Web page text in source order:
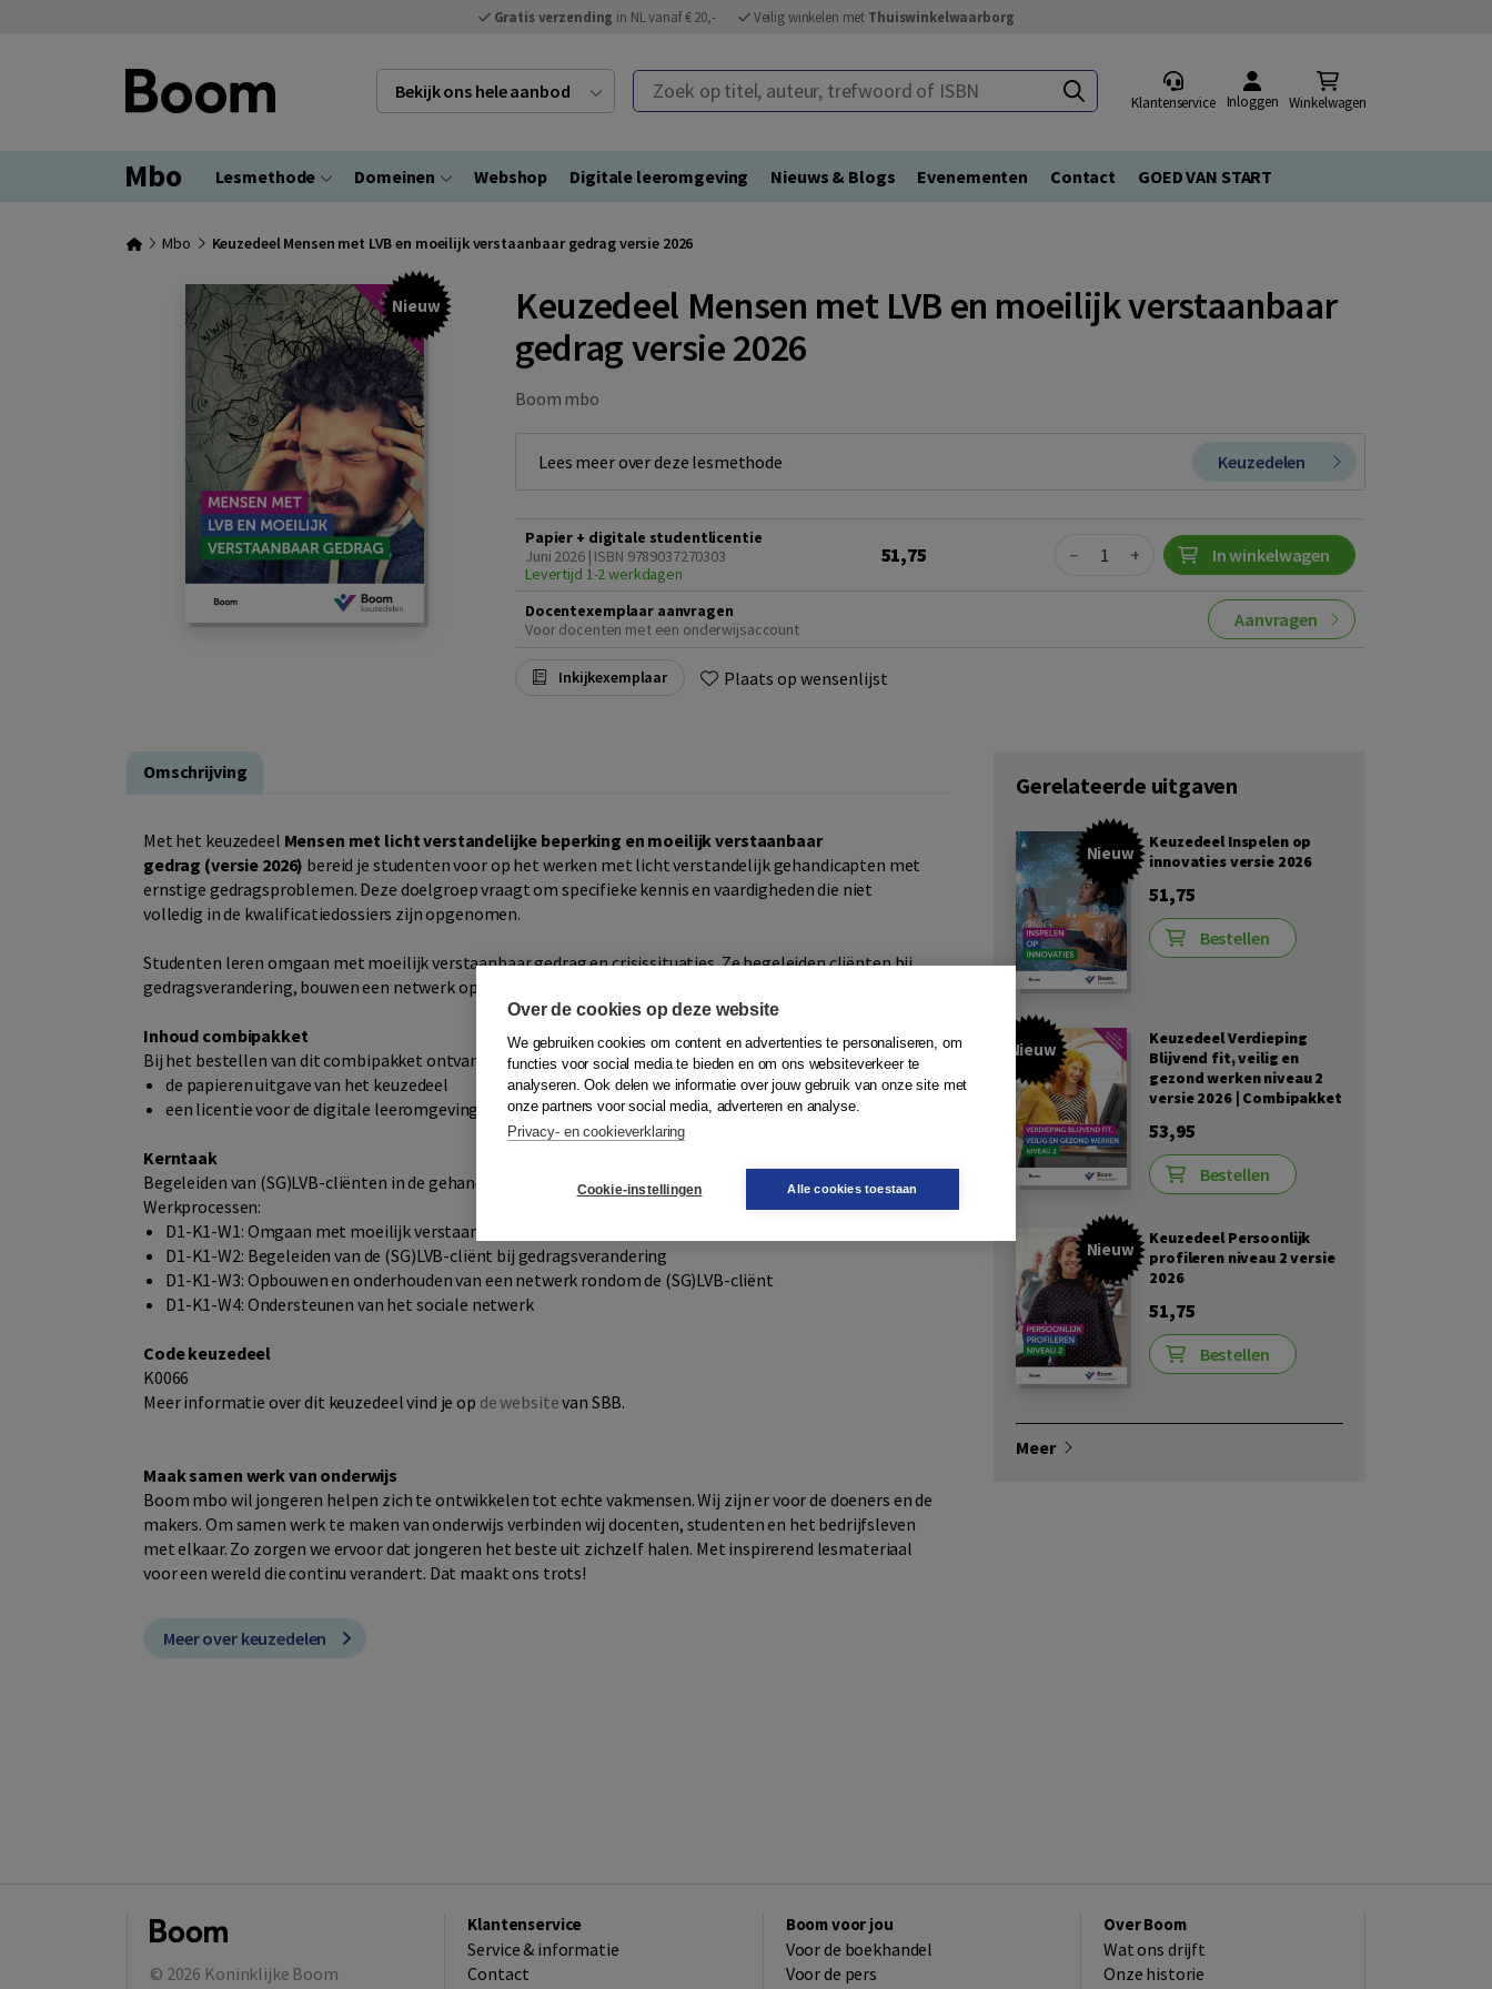
Gratis verzending in NL vanaf € 20,- Veilig winkelen met Thuiswinkelwaarborg
Bekijk ons hele aanbod Zoek op titel, auteur, trefwoord of ISBN
Klantenservice Inloggen Winkelwagen
Mbo Lesmethode Domeinen Webshop Digitale leeromgeving Nieuws & Blogs Evenementen Contact GOED VAN START
Mbo Keuzedeel Mensen met LVB en moeilijk verstaanbaar gedrag versie 2026
Keuzedeel Mensen met LVB en moeilijk verstaanbaar
gedrag versie 2026
Boom mbo
Nieuw
Lees meer over deze lesmethode Keuzedelen
Papier + digitale studentlicentie
Juni 2026 | ISBN 9789037270303
Levertijd 1-2 werkdagen
51,75 Quantity
− + In winkelwagen
Docentexemplaar aanvragen
Voor docenten met een onderwijsaccount
Aanvragen
Inkijkexemplaar Plaats op wensenlijst
Omschrijving
Met het keuzedeel Mensen met licht verstandelijke beperking en moeilijk verstaanbaar
gedrag (versie 2026) bereid je studenten voor op het werken met licht verstandelijk gehandicapten met
ernstige gedragsproblemen. Deze doelgroep vraagt om specifieke kennis en vaardigheden die niet
volledig in de kwalificatiedossiers zijn opgenomen.
Studenten leren omgaan met moeilijk verstaanbaar gedrag en crisissituaties. Ze begeleiden cliënten bij
gedragsverandering, bouwen een netwerk op rondom de cliënt en ondersteunen het sociale netwerk.
Inhoud combipakket
Bij het bestellen van dit combipakket ontvang je:
de papieren uitgave van het keuzedeel
een licentie voor de digitale leeromgeving met toegang tot alle content en multimedia
Kerntaak
Begeleiden van (SG)LVB-cliënten in de gehandicaptenzorg
Werkprocessen:
D1-K1-W1: Omgaan met moeilijk verstaanbaar gedrag en crisissituaties bij (SG)LVB-cliënten
D1-K1-W2: Begeleiden van de (SG)LVB-cliënt bij gedragsverandering
D1-K1-W3: Opbouwen en onderhouden van een netwerk rondom de (SG)LVB-cliënt
D1-K1-W4: Ondersteunen van het sociale netwerk
Code keuzedeel
K0066
Meer informatie over dit keuzedeel vind je op de websitevan SBB.
Maak samen werk van onderwijs
Boom mbo wil jongeren helpen zich te ontwikkelen tot echte vakmensen. Wij zijn er voor de doeners en de
makers. Om samen werk te maken van onderwijs verbinden wij docenten, studenten en het bedrijfsleven
met elkaar. Zo zorgen we ervoor dat jongeren het beste uit zichzelf halen. Met inspirerend lesmateriaal
voor een wereld die continu verandert. Dat maakt ons trots!
Meer over keuzedelen
Gerelateerde uitgaven
Nieuw
Keuzedeel Inspelen op
innovaties versie 2026
51,75
Bestellen
Nieuw
Keuzedeel Verdieping
Blijvend fit, veilig en
gezond werken niveau 2
versie 2026 | Combipakket
53,95
Bestellen
Nieuw
Keuzedeel Persoonlijk
profileren niveau 2 versie
2026
51,75
Bestellen
Meer
© 2026 Koninklijke Boom
Klantenservice
Service & informatie
Contact
Boom voor jou
Voor de boekhandel
Voor de pers
Over Boom
Wat ons drijft
Onze historie
Over de cookies op deze website
We gebruiken cookies om content en advertenties te personaliseren, om
functies voor social media te bieden en om ons websiteverkeer te
analyseren. Ook delen we informatie over jouw gebruik van onze site met
onze partners voor social media, adverteren en analyse.
Privacy- en cookieverklaring
Cookie-instellingen Alle cookies toestaan